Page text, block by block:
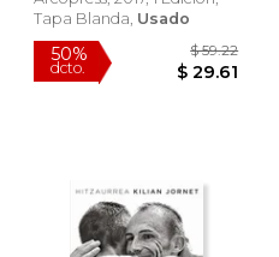
Tapa Blanda, Usado